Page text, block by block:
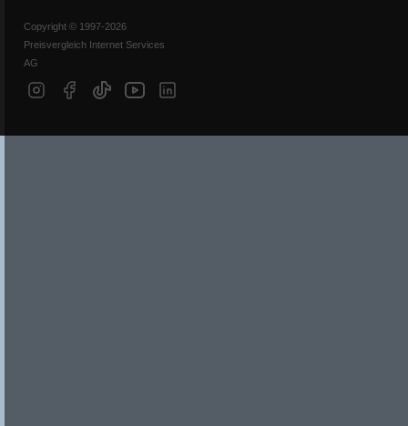
Copyright © 1997-2026
Preisvergleich Internet Services
AG